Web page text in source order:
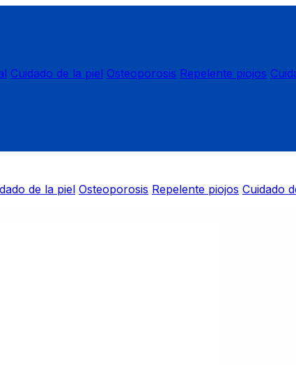
Cuidado de la piel Osteoporosis Repelente piojos
de la piel Osteoporosis Repelente piojos Cuidado